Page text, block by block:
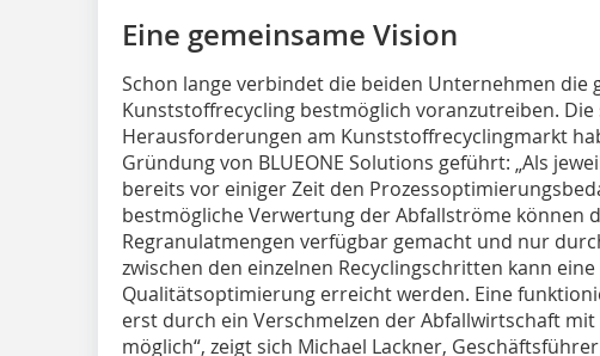
Eine gemeinsame Vision
Schon lange verbindet die beiden Unternehmen die
Kunststoffrecycling bestmöglich voranzutreiben.
Herausforderungen am Kunststoffrecyclingmarkt
Gründung von BLUEONE Solutions geführt: „Als
bereits vor einiger Zeit den
bestmögliche Verwertung der Abfallströme können
Regranulatmengen verfügbar gemacht und nur
zwischen den einzelnen Recyclingschritten kann
Qualitätsoptimierung erreicht werden. Eine
erst durch ein Verschmelzen der Abfallwirtschaft
möglich“, zeigt sich Michael Lackner,